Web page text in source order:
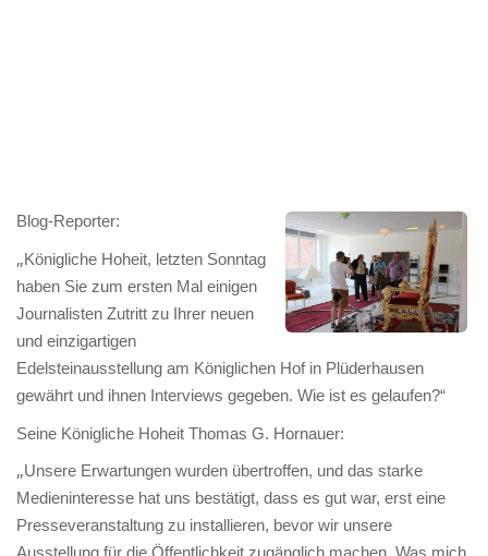
Blog-Reporter:
„Königliche Hoheit, letzten Sonntag
haben Sie zum ersten Mal einigen
Journalisten Zutritt zu Ihrer neuen
und einzigartigen
Edelsteinausstellung am Königlichen Hof in Plüderhausen
gewährt und ihnen Interviews gegeben. Wie ist es gelaufen?“
Seine Königliche Hoheit Thomas G. Hornauer:
„Unsere Erwartungen wurden übertroffen, und das starke
Medieninteresse hat uns bestätigt, dass es gut war, erst eine
Presseveranstaltung zu installieren, bevor wir unsere